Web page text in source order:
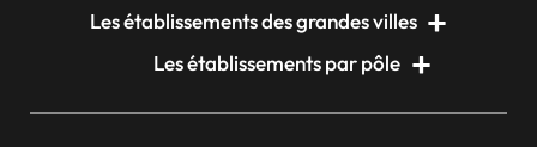
Les établissements des grandes villes
Les établissements par pôle